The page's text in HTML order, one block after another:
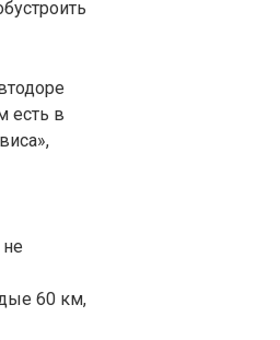
есть в
60 км,